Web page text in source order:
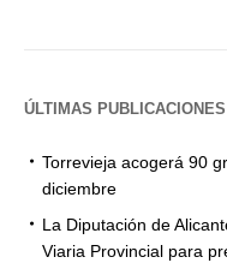
ÚLTIMAS PUBLICACIONES
Torrevieja acogerá 90
diciembre
La Diputación de
Viaria Provincial para